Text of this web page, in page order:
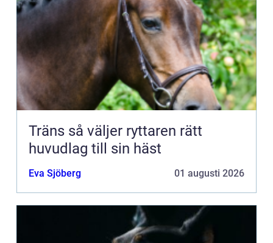
Träns så väljer ryttaren rätt
huvudlag till sin häst
Eva Sjöberg 01 augusti 2026